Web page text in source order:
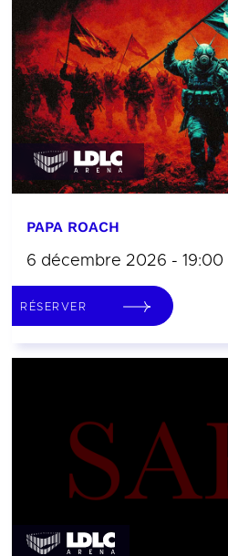
PAPA ROACH
6 décembre 2026 - 19:00
RÉSERVER